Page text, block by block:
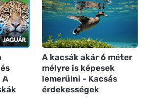
A
A kacsák akár 6 méter
mélyre is képesek
lemerülni - Kacsás
érdekességek